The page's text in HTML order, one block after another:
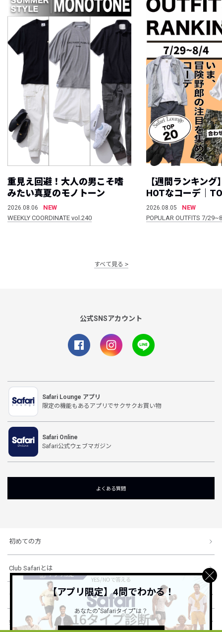
重見え回避！大人の男こそ嗜
みたい真夏のモノトーン
2026.08.06
NEW
WEEKLY COORDINATE vol.240
【週間ランキング
HOTなコーデ｜
2026.08.05
NEW
POPULAR OUTFITS 7/
すべて見る
公式SNSアカウント
Safari Lounge アプリ
限定の機能もあるアプリでサクサクお買い物
Safari Online
Safari公式ウェブマガジン
よくある質問
初めての方
Club Safariとは
ショッピングガイド
会社概要・規約
【アプリ限定】4問でわかる！
あなたの"Safariタイプ"は？